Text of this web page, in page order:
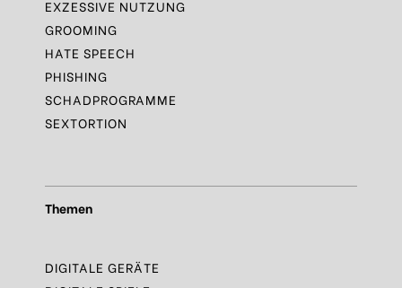
EXZESSIVE NUTZUNG
GROOMING
HATE SPEECH
PHISHING
SCHADPROGRAMME
SEXTORTION
Themen
DIGITALE GERÄTE